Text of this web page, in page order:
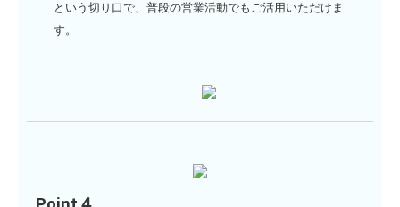
という切り口で、 普段の営業活動でもご活用いただけま
す。